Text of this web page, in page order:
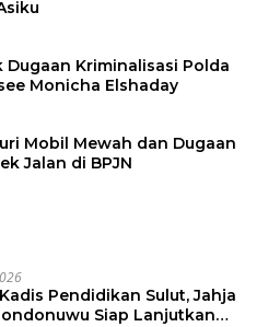
Dugaan Kriminalisasi Polda
Monicha Elshaday
Mobil Mewah dan Dugaan
Jalan di BPJN
Pendidikan Sulut, Jahja
Siap Lanjutkan